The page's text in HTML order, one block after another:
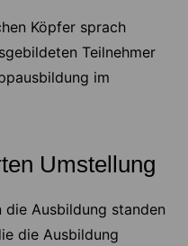
Köpfer sprach
Teilnehmer
im
Umstellung
die Ausbildung standen
die Ausbildung